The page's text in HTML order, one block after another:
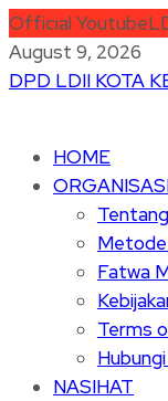
Official Youtube
August 9, 2026
DPD LDII KOTA
HOME
Metode
Fatwa
Terms
NASIHAT